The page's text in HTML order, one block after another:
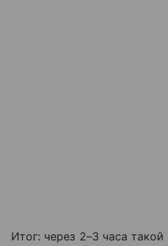
Итог: через 2–3 часа